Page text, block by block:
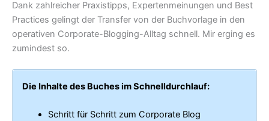
Dank zahlreicher Praxistipps, Expertenmeinungen und Best
Practices gelingt der Transfer von der Buchvorlage in den
operativen Corporate-Blogging-Alltag schnell. Mir erging es
zumindest so.
Die Inhalte des Buches im Schnelldurchlauf:
Schritt für Schritt zum Corporate Blog